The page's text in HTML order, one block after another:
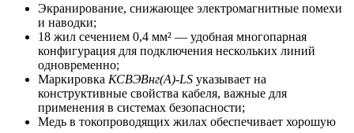
Экранирование, снижающее электромагнитные помехи
и наводки;
18 жил сечением 0,4 мм² — удобная многопарная
конфигурация для подключения нескольких линий
одновременно;
Маркировка КСВЭВнг(A)-LS указывает на
конструктивные свойства кабеля, важные для
применения в системах безопасности;
Медь в токопроводящих жилах обеспечивает хорошую